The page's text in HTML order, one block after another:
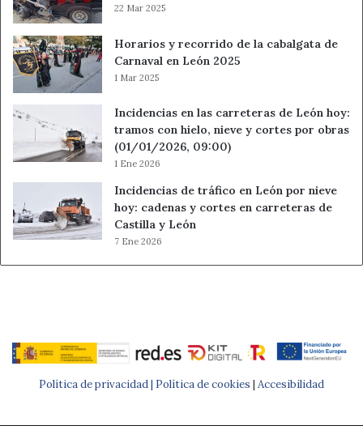
22 Mar 2025
Horarios y recorrido de la cabalgata de
Carnaval en León 2025
1 Mar 2025
Incidencias en las carreteras de León hoy:
tramos con hielo, nieve y cortes por obras
(01/01/2026, 09:00)
1 Ene 2026
Incidencias de tráfico en León por nieve
hoy: cadenas y cortes en carreteras de
Castilla y León
7 Ene 2026
Política de privacidad | Política de cookies | Accesibilidad